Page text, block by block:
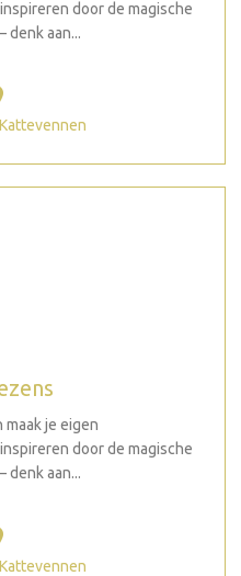
door de magische
denk aan...
je eigen
door de magische
denk aan...